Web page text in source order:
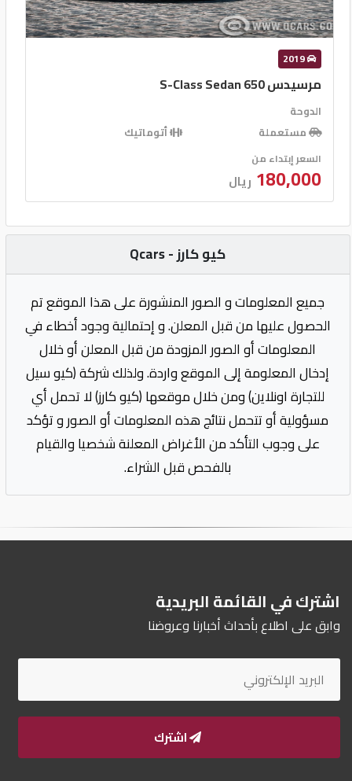
2019
مرسيدس S-Class Sedan 650
الدوحة
مستعملة
أتوماتيك
السعر إبتداء من
180,000 ريال
كيو كارز - Qcars
جميع المعلومات و الصور المنشورة على هذا الموقع تم
الحصول عليها من قبل المعلن. و إحتمالية وجود أخطاء في
المعلومات أو الصور المزودة من قبل المعلن أو خلال
إدخال المعلومة إلى الموقع واردة. ولذلك شركة (كيو سيل
للتجارة اونلاين) ومن خلال موقعها (كيو كارز) لا تحمل أي
مسؤولية أو تتحمل نتائج هذه المعلومات أو الصور و تؤكد
على وجوب التأكد من الأغراض المعلنة شخصيا والقيام
بالفحص قبل الشراء.
اشترك في القائمة البريدية
وابق على اطلاع بأحداث أخبارنا وعروضنا
اشترك